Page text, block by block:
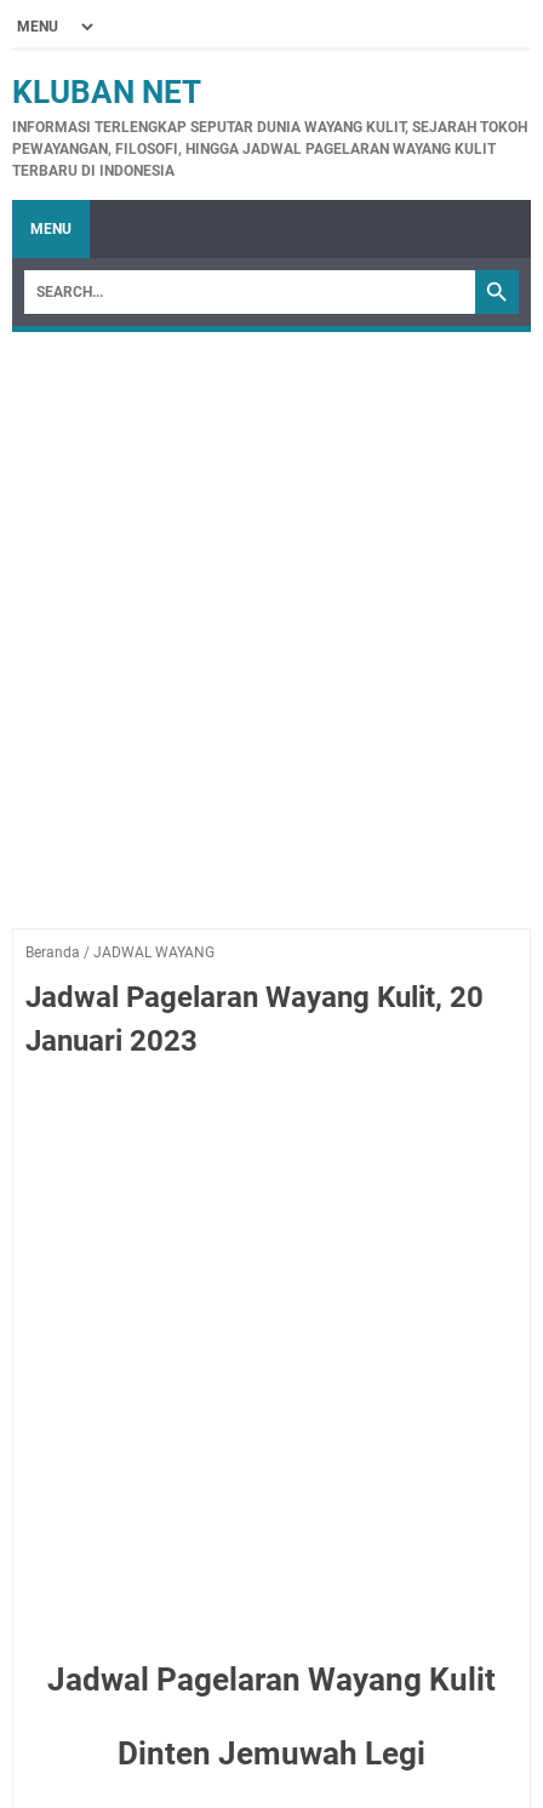
KLUBAN NET
INFORMASI TERLENGKAP SEPUTAR DUNIA WAYANG KULIT, SEJARAH TOKOH
PEWAYANGAN, FILOSOFI, HINGGA JADWAL PAGELARAN WAYANG KULIT
TERBARU DI INDONESIA
MENU
Beranda / JADWAL WAYANG
Jadwal Pagelaran Wayang Kulit, 20
Januari 2023
Jadwal Pagelaran Wayang Kulit
Dinten Jemuwah Legi